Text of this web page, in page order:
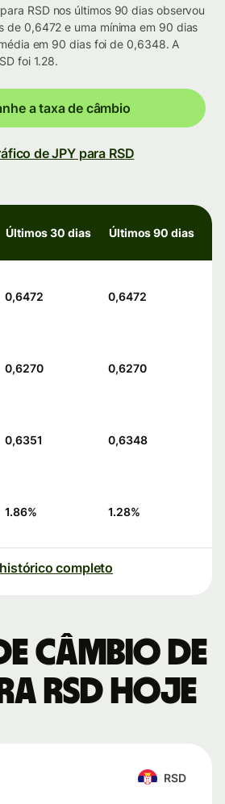
RSD nos últimos 90 dias observou
de 0,6472 e uma mínima em 90 dias
em 90 dias foi de 0,6348. A
foi 1.28.
a taxa de câmbio
de JPY para RSD
Últimos 30 dias Últimos 90 dias
0,6472 0,6472
0,6270 0,6270
0,6351 0,6348
1.86% 1.28%
completo
câmbio de
RSD hoje
RSD